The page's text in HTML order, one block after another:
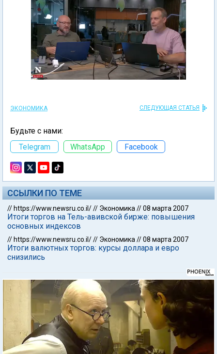
ЭКОНОМИКА СЛЕДУЮЩАЯ СТАТЬЯ
Будьте с нами:
Telegram
WhatsApp Facebook
ССЫЛКИ ПО ТЕМЕ
// https://www.newsru.co.il/// Экономика //08 марта 2007
Итоги торгов на Тель-авивской бирже: повышения
основных индексов
// https://www.newsru.co.il/// Экономика //08 марта 2007
Итоги валютных торгов: курсы доллара и евро
снизились